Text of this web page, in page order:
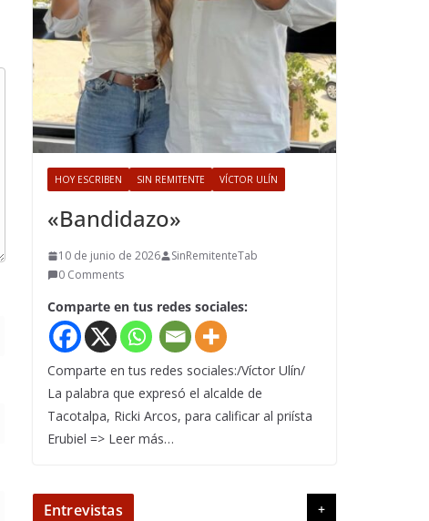
HOY ESCRIBEN SIN REMITENTE VÍCTOR ULÍN
«Bandidazo»
10 de junio de 2026
SinRemitenteTab
0 Comments
Comparte en tus redes sociales:
Comparte en tus redes sociales:/Víctor Ulín/
La palabra que expresó el alcalde de
Tacotalpa, Ricki Arcos, para calificar al priísta
Erubiel => Leer más…
Entrevistas +